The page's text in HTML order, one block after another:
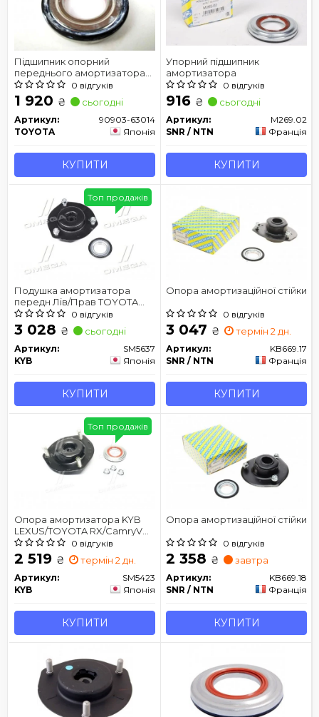
Підшипник опорний
переднього амортизатора
Toyota Camry 01-0 відгуків
1 920 ₴ сьогодні
Артикул:
90903-63014
TOYOTA
Японія
КУПИТИ
Упорний підшипник
амортизатора
0 відгуків
916 ₴ сьогодні
Артикул:
M269.02
SNR / NTN
Франція
КУПИТИ
Подушка амортизатора
передн Лів/Прав TOYOTA
CAMRY 2.4/2.4H/3.5 01.06-12.14
0 відгуків
3 028 ₴ сьогодні
Артикул:
SM5637
KYB
Японія
КУПИТИ
Топ продажів
Опора амортизаційної стійки
0 відгуків
3 047 ₴ термін 2 дн.
Артикул:
KB669.17
SNR / NTN
Франція
КУПИТИ
Опора амортизатора KYB
LEXUS/TOYOTA RX/CamryV
передня сторона 01-08
0 відгуків
2 519 ₴ термін 2 дн.
Артикул:
SM5423
KYB
Японія
КУПИТИ
Топ продажів
Опора амортизаційної стійки
0 відгуків
2 358 ₴ завтра
Артикул:
KB669.18
SNR / NTN
Франція
КУПИТИ